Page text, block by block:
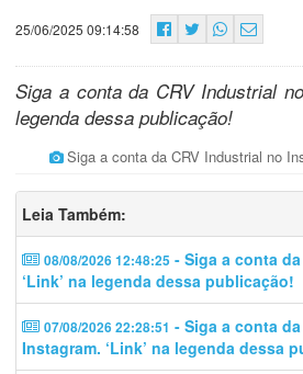
25/06/2025 09:14:58
Siga a conta da CRV Industrial
legenda dessa publicação!
Siga a conta da CRV Industrial no
Leia Também:
08/08/2026 12:48:25 - Siga a conta
‘Link’ na legenda dessa publicação!
07/08/2026 22:28:51 - Siga a conta
Instagram. ‘Link’ na legenda dessa